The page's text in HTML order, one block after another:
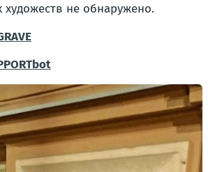
художеств не обнаружено.